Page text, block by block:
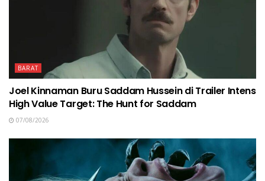
BARAT
Joel Kinnaman Buru Saddam Hussein di Trailer Intens
High Value Target: The Hunt for Saddam
07/08/2026